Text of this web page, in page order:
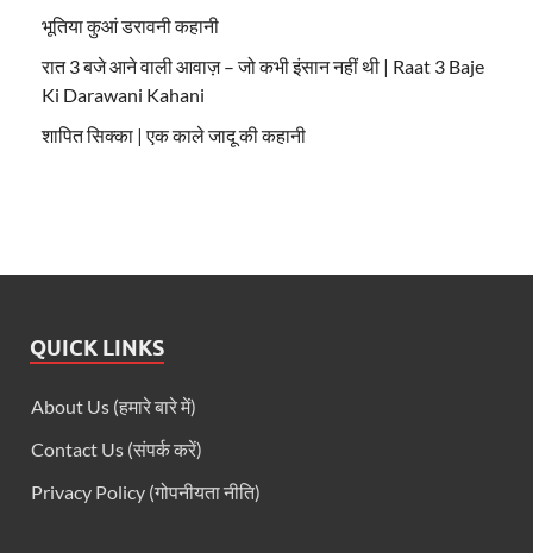
भूतिया कुआं डरावनी कहानी
रात 3 बजे आने वाली आवाज़ – जो कभी इंसान नहीं थी | Raat 3 Baje
Ki Darawani Kahani
शापित सिक्का | एक काले जादू की कहानी
QUICK LINKS
About Us (हमारे बारे में)
Contact Us (संपर्क करें)
Privacy Policy (गोपनीयता नीति)